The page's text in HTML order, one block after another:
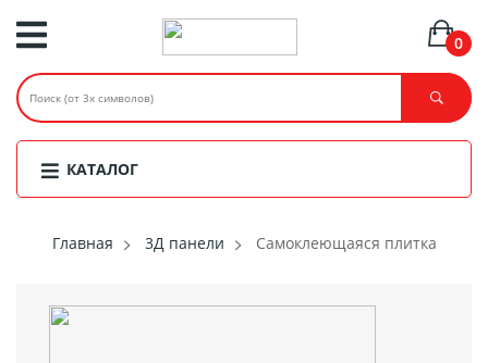
0
КАТАЛОГ
Главная 3Д панели Самоклеющаяся плитка